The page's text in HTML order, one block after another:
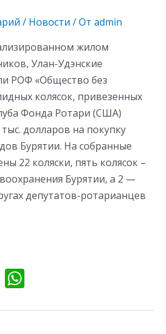
/ Новости / От admin
жилом
Улан-Удэнские
РОФ «Общество без
колясок, привезенных
Фонда Ротари (США)
долларов на покупку
Бурятии. На собранные
22 коляски, пять колясок –
Бурятии, а 2 —
депутатов-ротарианцев
Vi
er at